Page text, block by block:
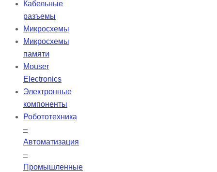
включая наличие увлажнителя и
Кабельные
разъемы
Микросхемы
Микросхемы
памяти
Mouser
Electronics
Электронные
компоненты
Робототехника
–
Автоматизация
–
Промышленные